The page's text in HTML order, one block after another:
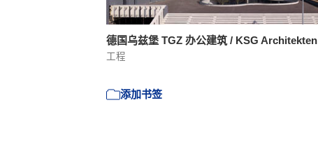
德国乌兹堡 TGZ 办公建筑 / KSG Architekten
工程
添加书签